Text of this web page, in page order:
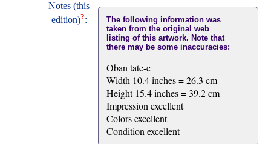
Notes (this
edition)?:
The following information was
taken from the original web
listing of this artwork. Note that
there may be some inaccuracies:
Oban tate-e
Width 10.4 inches = 26.3 cm
Height 15.4 inches = 39.2 cm
Impression excellent
Colors excellent
Condition excellent